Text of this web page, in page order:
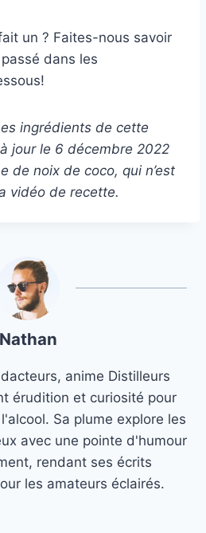
un ? Faites-nous savoir
dans les
ingrédients de cette
jour le 6 décembre 2022
de noix de coco, qui n’est
vidéo de recette.
Nathan
anime Distilleurs
érudition et curiosité pour
Sa plume explore les
avec une pointe d'humour
rendant ses écrits
les amateurs éclairés.